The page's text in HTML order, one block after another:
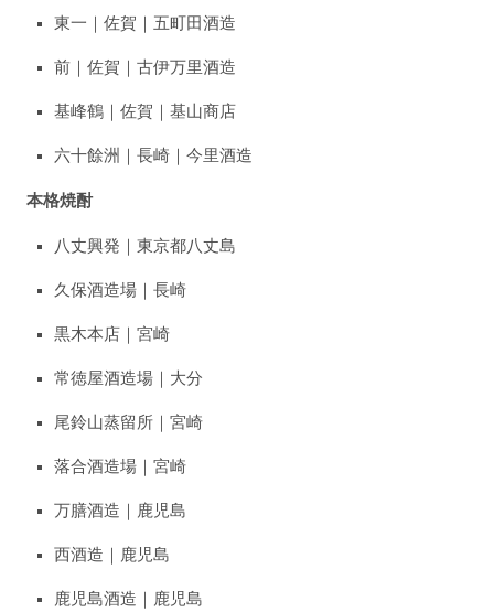
東一｜佐賀｜五町田酒造
前｜佐賀｜古伊万里酒造
基峰鶴｜佐賀｜基山商店
六十餘洲｜長崎｜今里酒造
本格焼酎
八丈興発｜東京都八丈島
久保酒造場｜長崎
黒木本店｜宮崎
常徳屋酒造場｜大分
尾鈴山蒸留所｜宮崎
落合酒造場｜宮崎
万膳酒造｜鹿児島
西酒造｜鹿児島
鹿児島酒造｜鹿児島